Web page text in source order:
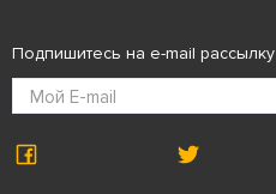
Подпишитесь на e-mail рассылку